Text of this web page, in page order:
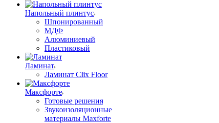
Напольный плинтус
Шпонированный
МДФ
Алюминиевый
Пластиковый
Ламинат
Ламинат Clix Floor
Максфорте
Готовые решения
Звукоизоляционные
материалы Maxforte